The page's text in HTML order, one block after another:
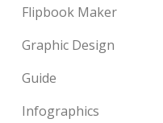
Flipbook Maker
Graphic Design
Guide
Infographics